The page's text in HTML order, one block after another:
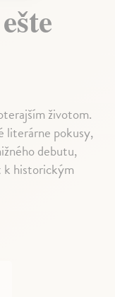
životom.
literárne pokusy,
debutu,
k historickým